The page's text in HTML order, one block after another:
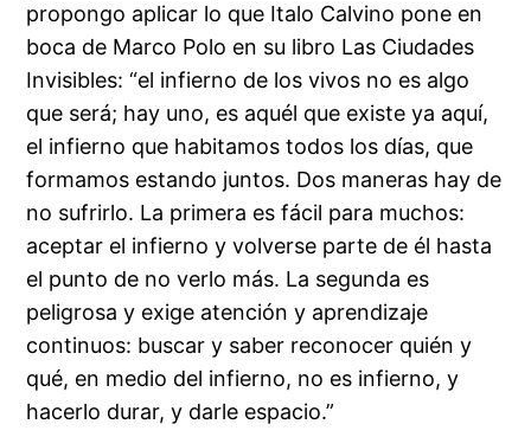
propongo aplicar lo que Italo Calvino pone en
boca de Marco Polo en su libro Las Ciudades
Invisibles: “el infierno de los vivos no es algo
que será; hay uno, es aquél que existe ya aquí,
el infierno que habitamos todos los días, que
formamos estando juntos. Dos maneras hay de
no sufrirlo. La primera es fácil para muchos:
aceptar el infierno y volverse parte de él hasta
el punto de no verlo más. La segunda es
peligrosa y exige atención y aprendizaje
continuos: buscar y saber reconocer quién y
qué, en medio del infierno, no es infierno, y
hacerlo durar, y darle espacio.”